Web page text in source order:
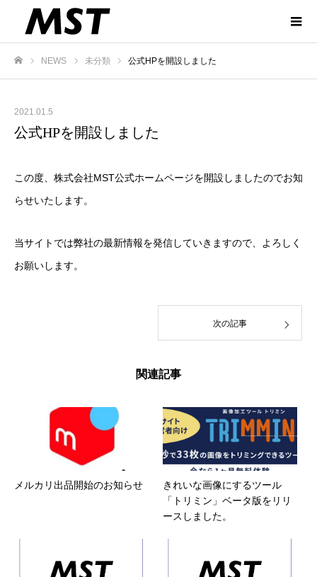
NEWS 未分類 公式HPを開設しました
2021.01.5
公式HPを開設しました
この度、株式会社MST公式ホームページを開設しましたのでお知
らせいたします。
当サイトでは弊社の最新情報を発信していきますので、よろしく
お願いします。
次の記事
関連記事
メルカリ出品開始のお知らせ
きれいな画像にするツール
「トリミン」ベータ版をリリ
ースしました。